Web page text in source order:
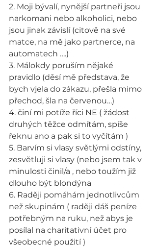
2. Moji bývalí, nynější partneři jsou
narkomani nebo alkoholici, nebo
jsou jinak závislí (citově na své
matce, na mě jako partnerce, na
automatech ….)
3. Málokdy poruším nějaké
pravidlo (děsí mě představa, že
bych vjela do zákazu, přešla mimo
přechod, šla na červenou…)
4. činí mi potíže říci NE ( žádost
druhých těžce odmítám, spíše
řeknu ano a pak si to vyčítám )
5. Barvím si vlasy světlými odstíny,
zesvětluji si vlasy (nebo jsem tak v
minulosti činil/a , nebo toužím již
dlouho být blondýna
6. Raději pomáhám jednotlivcům
než skupinám ( raději dáš peníze
potřebným na ruku, než abys je
posílal na charitativní účet pro
všeobecné použití )